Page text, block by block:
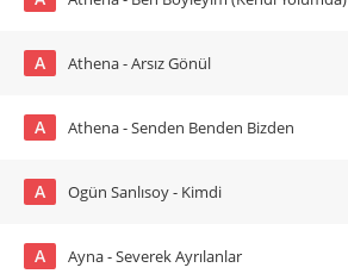
A Athena - Arsız Gönül
A Athena - Senden Benden Bizden
A Ogün Sanlısoy - Kimdi
A Ayna - Severek Ayrılanlar